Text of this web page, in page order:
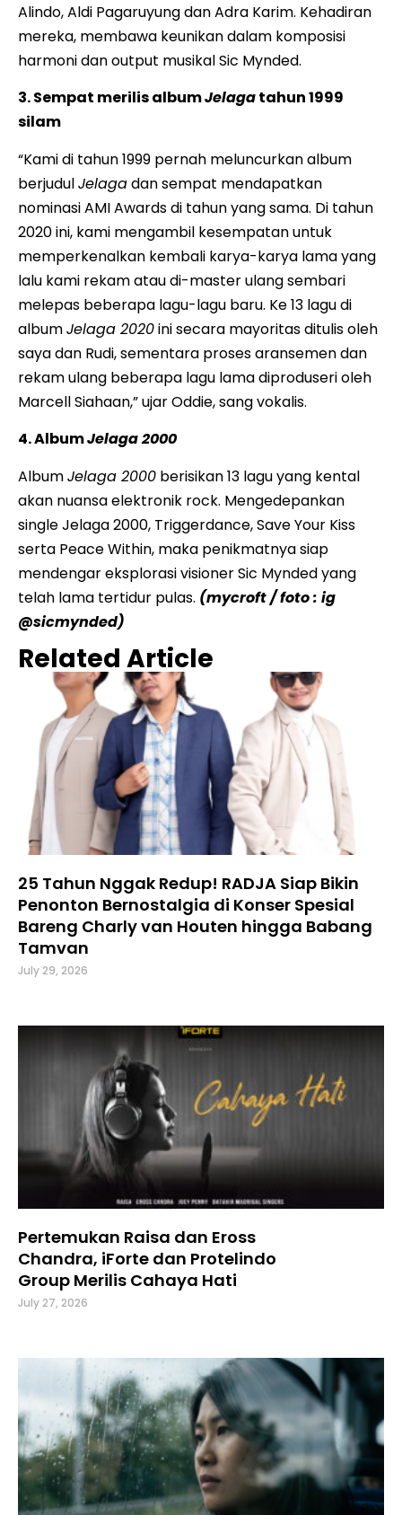
Alindo, Aldi Pagaruyung dan Adra Karim. Kehadiran
mereka, membawa keunikan dalam komposisi
harmoni dan output musikal Sic Mynded.
3. Sempat merilis albumJelagatahun 1999
silam
“Kami di tahun 1999 pernah meluncurkan album
berjudulJelagadan sempat mendapatkan
nominasi AMI Awards di tahun yang sama. Di tahun
2020 ini, kami mengambil kesempatan untuk
memperkenalkan kembali karya-karya lama yang
lalu kami rekam atau di-master ulang sembari
melepas beberapa lagu-lagu baru. Ke 13 lagu di
albumJelaga 2020ini secara mayoritas ditulis oleh
saya dan Rudi, sementara proses aransemen dan
rekam ulang beberapa lagu lama diproduseri oleh
Marcell Siahaan,” ujar Oddie, sang vokalis.
4. AlbumJelaga 2000
AlbumJelaga 2000 berisikan 13 lagu yang kental
akan nuansa elektronik rock. Mengedepankan
single Jelaga 2000, Triggerdance, Save Your Kiss
serta Peace Within, maka penikmatnya siap
mendengar eksplorasi visioner Sic Mynded yang
telah lama tertidur pulas. (mycroft / foto : ig
@sicmynded)
Related Article
25 Tahun Nggak Redup! RADJA Siap Bikin
Penonton Bernostalgia di Konser Spesial
Bareng Charly van Houten hingga Babang
Tamvan
July 29, 2026
Pertemukan Raisa dan Eross
Chandra, iForte dan Protelindo
Group Merilis Cahaya Hati
July 27, 2026